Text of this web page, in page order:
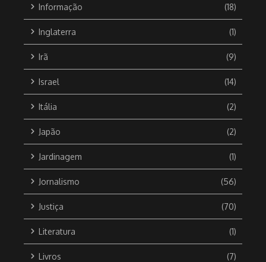
Informação (18)
Inglaterra (1)
Irã (9)
Israel (14)
Itália (2)
Japão (2)
Jardinagem (1)
Jornalismo (56)
Justiça (70)
Literatura (1)
Livros (7)